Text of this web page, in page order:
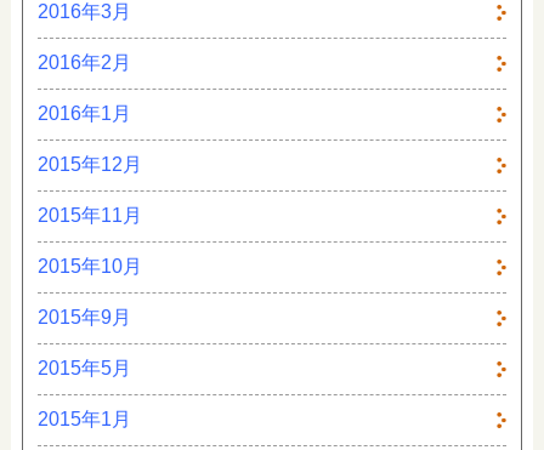
2016年3月
2016年2月
2016年1月
2015年12月
2015年11月
2015年10月
2015年9月
2015年5月
2015年1月